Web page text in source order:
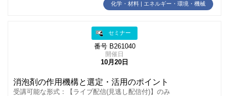
化学・材料 | エネルギー・環境・機械
セミナー
番号 B261040
開催日
10月20日
消泡剤の作用機構と選定・活用のポイント
受講可能な形式：【ライブ配信(見逃し配信付)】のみ